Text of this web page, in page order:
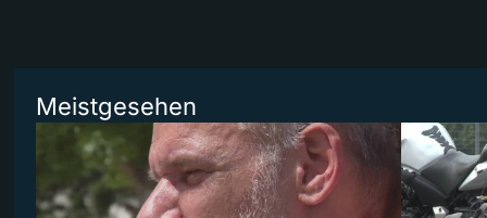
Meistgesehen